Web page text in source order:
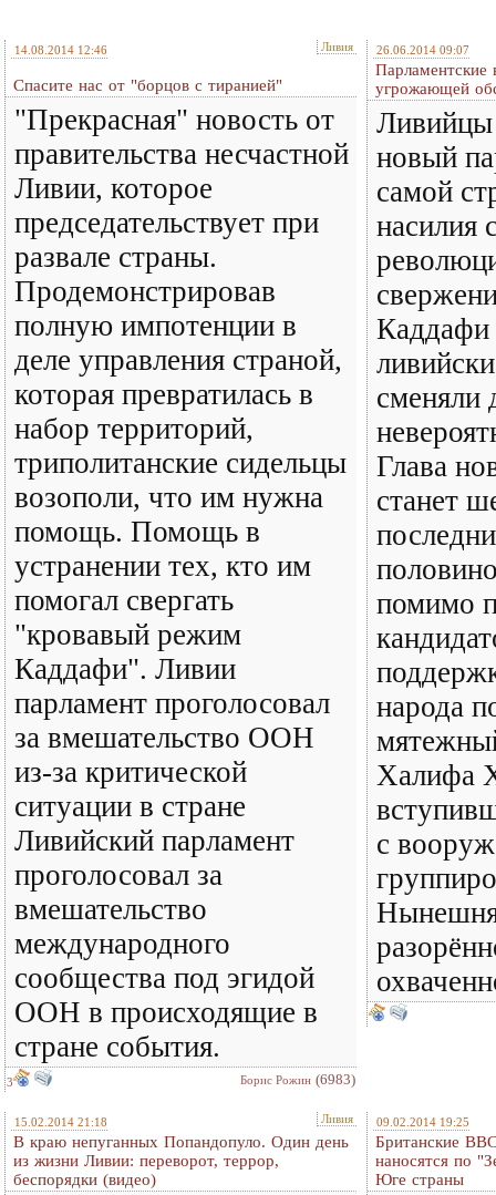
14.08.2014 12:46 Ливия
Спасите нас от "борцов с тиранией"
"Прекрасная" новость от
правительства несчастной
Ливии, которое
председательствует при
развале страны.
Продемонстрировав
полную импотенции в
деле управления страной,
которая превратилась в
набор территорий,
триполитанские сидельцы
возополи, что им нужна
помощь. Помощь в
устранении тех, кто им
помогал свергать
"кровавый режим
Каддафи". Ливии
парламент проголосовал
за вмешательство ООН
из-за критической
ситуации в стране
Ливийский парламент
проголосовал за
вмешательство
международного
сообщества под эгидой
ООН в происходящие в
стране события.
3 Борис Рожин (6983)
26.06.2014 09:07
угрожающей
новый
самой
насилия
Каддафи
сменяли
Глава
станет
помимо
народа
Халифа
с
15.02.2014 21:18 Ливия
В краю непуганных Попандопуло. Один день
из жизни Ливии: переворот, террор,
беспорядки (видео)
09.02.2014 19:25
Британские
наносятся по
Юге страны